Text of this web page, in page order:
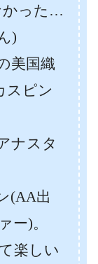
かった…
)
美国織
スピン
ナスタ
(AA出
ー)。
楽しい